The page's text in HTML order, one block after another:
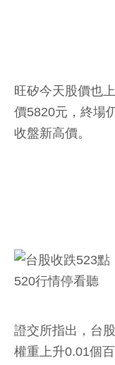
旺矽今天股價也
價5820元，終場
收盤新高價。
證交所指出，台
權重上升0.01個